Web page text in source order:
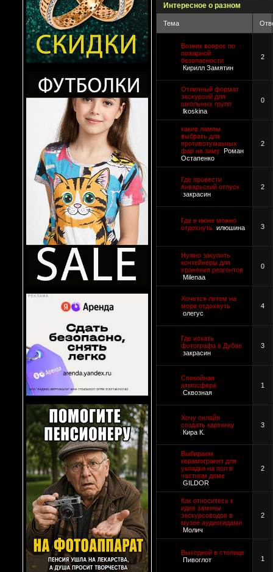
Интересное о разном
Тема
Возник вопрос по
пожарной
безопасности
Кирилл Замятин
2
Отличный формат
экскурсий для
школьных групп
lkoskina
0
какие лампы
выбрать для
противотуманных
фар на зиму
Роман
Остапенко
2
Где провести
январьский отпуск
закрасин
2
Где в июне можно
отдохнуть илюшина 3
Нужно закупить
контейнеры для
хранения реагентов
Milenaa
0
Хочется летом на
море отдохнуть
олегус
4
Где искать
фотографа в Дубае
закрасин
3
Спокойная
атмосфера
Сквозная
1
Хочу онлайн
создать картинку
Кира К.
3
Выбираем
керамогранит для
укладки на пол в
частном доме
GILDOR
2
Как относитесь к
идее замены
экскурсоводов в
музее аудиогидами
Молич
2
Выходной в столице
Пивоглот
1